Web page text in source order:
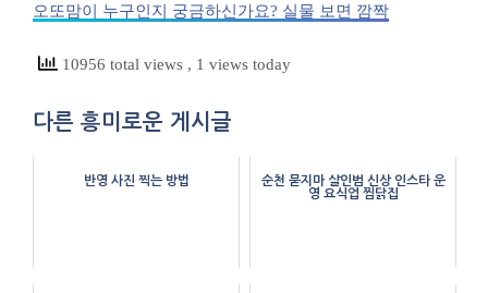
오또맘이 누구인지 궁금하신가요? 실물 보면 깜짝
10956 total views , 1 views today
다른 흥미로운 게시글
반영 사진 찍는 방법
순천 묻지마 살인범 신상 인스타 운
영 요식업 찜닭집